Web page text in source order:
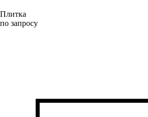
Плитка
по запросу